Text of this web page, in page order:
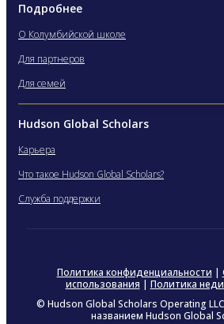
Подробнее
О Колумбийской школе
Для партнеров
Для семей
Hudson Global Scholars
Карьера
Что такое Hudson Global Scholars?
Служба поддержки
Политика конфиденциальности |
использования | Политика
© Hudson Global Scholars Operating
названием Hudson Global